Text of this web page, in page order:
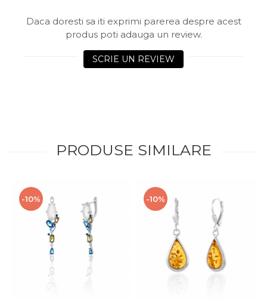
Daca doresti sa iti exprimi parerea despre acest
produs poti adauga un review.
SCRIE UN REVIEW
PRODUSE SIMILARE
-10% -10%